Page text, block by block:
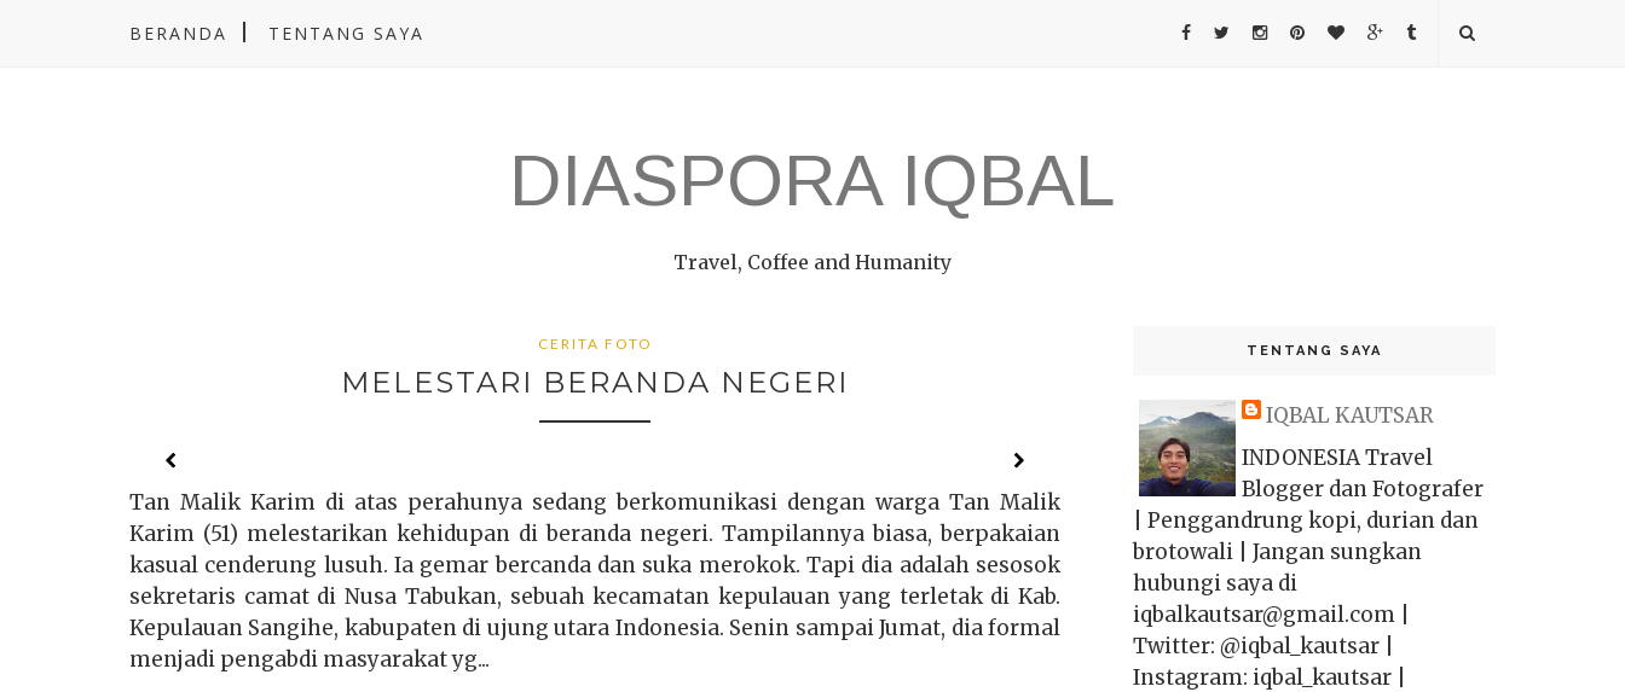
BERANDA TENTANG SAYA
DIASPORA IQBAL
Travel, Coffee and Humanity
CERITA FOTO
MELESTARI BERANDA NEGERI
Tan Malik Karim di atas perahunya sedang berkomunikasi dengan warga Tan Malik
Karim (51) melestarikan kehidupan di beranda negeri. Tampilannya biasa, berpakaian
kasual cenderung lusuh. Ia gemar bercanda dan suka merokok. Tapi dia adalah sesosok
sekretaris camat di Nusa Tabukan, sebuah kecamatan kepulauan yang terletak di Kab.
Kepulauan Sangihe, kabupaten di ujung utara Indonesia. Senin sampai Jumat, dia formal
menjadi pengabdi masyarakat yg...
TENTANG SAYA
IQBAL KAUTSAR
INDONESIA Travel
Blogger dan Fotografer
| Penggandrung kopi, durian dan
brotowali | Jangan sungkan
hubungi saya di
iqbalkautsar@gmail.com |
Twitter: @iqbal_kautsar |
Instagram: iqbal_kautsar |